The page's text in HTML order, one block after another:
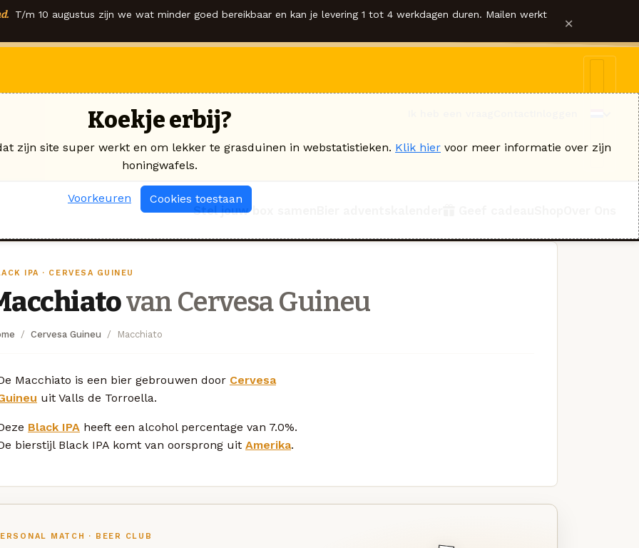
T/m 10 augustus zijn we wat minder goed bereikbaar en kan je levering 1 tot 4 werkdagen duren. Mailen werkt ×
Stel jouw box samen
IPA · CERVESA GUINEU
van Cervesa Guineu
Cervesa Guineu Macchiato
Macchiato is een bier gebrouwen door Cervesa
uit Valls de Torroella.
Black IPA heeft een alcohol percentage van 7.0%.
bierstijl Black IPA komt van oorsprong uit Amerika.
MATCH · BEER CLUB
Koekje erbij?
zijn site super werkt en om lekker te grasduinen in webstatistieken. Klik hier voor meer informatie over zijn
honingwafels.
Voorkeuren Cookies toestaan